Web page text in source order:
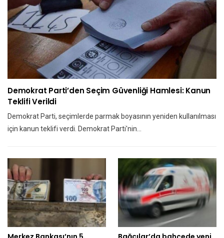
Demokrat Parti’den Seçim Güvenliği Hamlesi: Kanun
Teklifi Verildi
Demokrat Parti, seçimlerde parmak boyasının yeniden kullanılması
için kanun teklifi verdi. Demokrat Parti'nin…